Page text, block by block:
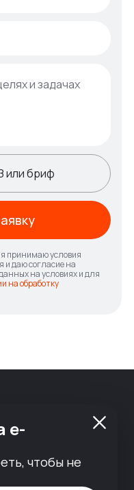
или бриф
принимаю условия
и даю согласие на
на условиях и для
на обработку
e-
чтобы не